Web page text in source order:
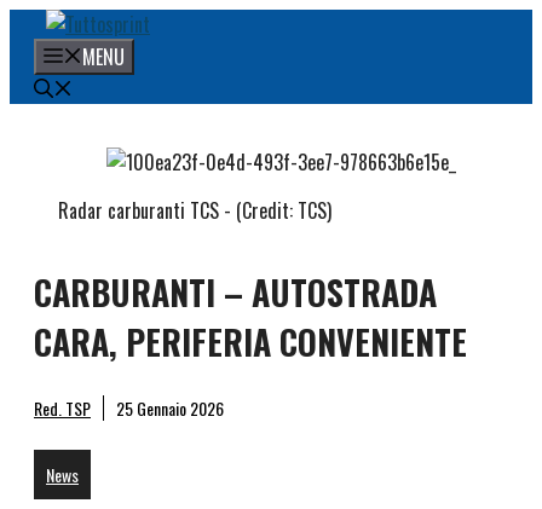
contenuto
MENU
CARBURANTI – AUTOSTRADA
CARA, PERIFERIA CONVENIENTE
Red. TSP 25 Gennaio 2026
News
Radar carburanti TCS - (Credit: TCS)